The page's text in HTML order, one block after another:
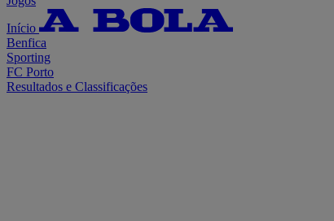
Início
Benfica
Sporting
FC Porto
Resultados e Classificações